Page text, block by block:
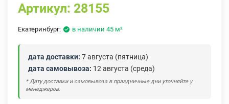
Артикул: 28155
Екатеринбург: в наличии 45 м²
дата доставки: 7 августа (пятница)
дата самовывоза: 12 августа (среда)
* Дату доставки и самовывоза в праздничные дни уточняйте у
менеджеров.